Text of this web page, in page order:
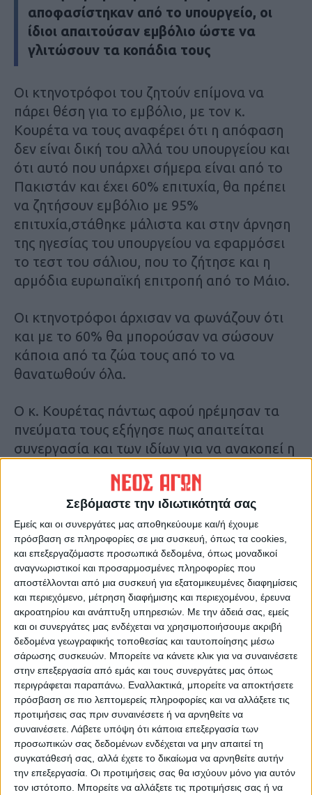
Σεβόμαστε την ιδιωτικότητά σας
Εμείς και οι συνεργάτες μας αποθηκεύουμε και/ή έχουμε
πρόσβαση σε πληροφορίες σε μια συσκευή, όπως τα cookies,
και επεξεργαζόμαστε προσωπικά δεδομένα, όπως μοναδικοί
αναγνωριστικοί και προσαρμοσμένες πληροφορίες που
αποστέλλονται από μια συσκευή για εξατομικευμένες διαφημίσεις
και περιεχόμενο, μέτρηση διαφήμισης και περιεχομένου, έρευνα
ακροατηρίου και ανάπτυξη υπηρεσιών. Με την άδειά σας, εμείς
και οι συνεργάτες μας ενδέχεται να χρησιμοποιήσουμε ακριβή
δεδομένα γεωγραφικής τοποθεσίας και ταυτοποίησης μέσω
σάρωσης συσκευών. Μπορείτε να κάνετε κλικ για να συναινέσετε
στην επεξεργασία από εμάς και τους συνεργάτες μας όπως
περιγράφεται παραπάνω. Εναλλακτικά, μπορείτε να αποκτήσετε
πρόσβαση σε πιο λεπτομερείς πληροφορίες και να αλλάξετε τις
προτιμήσεις σας πριν συναινέσετε ή να αρνηθείτε να
συναινέσετε. Λάβετε υπόψη ότι κάποια επεξεργασία των
προσωπικών σας δεδομένων ενδέχεται να μην απαιτεί τη
συγκατάθεσή σας, αλλά έχετε το δικαίωμα να αρνηθείτε αυτήν
την επεξεργασία. Οι προτιμήσεις σας θα ισχύουν μόνο για αυτόν
τον ιστότοπο. Μπορείτε να αλλάξετε τις προτιμήσεις σας ή να
αποφασίστηκαν από το υπουργείο, οι
ίδιοι απαιτούσαν εμβόλιο ώστε να
γλιτώσουν τα κοπάδια τους
Οι κτηνοτρόφοι του ζητούν επίμονα να
πάρει θέση για το εμβόλιο, με τον κ.
Κουρέτα να τους αναφέρει ότι η απόφαση
δεν είναι δική του αλλά του υπουργείου και
ότι αυτό που υπάρχει σήμερα είναι από το
Πακιστάν και έχει 60% επιτυχία, θα πρέπει
να ζητήσουν εμβόλιο με 95%
επιτυχία,στάθηκε μάλιστα και στην άρνηση
της ηγεσίας του υπουργείου να εφαρμόσει
το τεστ του σάλιου, που το ζήτησε και η
αρμόδια ευρωπαϊκή επιτροπή από το Μάιο.
Οι κτηνοτρόφοι άρχισαν να φωνάζουν ότι
και με το 60% θα μπορούσαν να σώσουν
κάποια από τα ζώα τους από το να
θανατωθούν όλα.
Ο κ. Κουρέτας πάντως αφού ηρέμησαν τα
πνεύματα τους εξήγησε πως απαιτείται
συνεργασία και των ιδίων για να ανακοπεί η
για την καθυστέρηση στις αποζημιώσεις
είναι με τ9ο μέρος τους και έχουν δίκιο
Ο πρώην πρόεδρος της Ομοσπονδίας
Κτηνοτρόφων Θεσσαλίας κ.Γιάννης
Γκουρομπίνος, επισήμανε μεταξύ άλλων ότι
«1000 παραγωγοί έχουν χάσει τη δουλειά
τους και βγαίνουν στους δρόμους για να
διεκδικήσουν το δίκιο τους. Ζητάμε να
έρθει άμεσα το εμβόλιο για να μπορούν να
σωθούν οι περιουσίες μας, γιατί
θανατώνονται ολόκληρα κοπάδια για μερικά
και μόνο κρούσματα εντός αυτών.
Εδώ και 14 μήνες δεν μπορεί να ανακοπεί η
ευλογιά, λέτε να ανακοπεί σε διάστημα 10
ημερών μετά τα μέτρα που ανακοινώθηκαν;